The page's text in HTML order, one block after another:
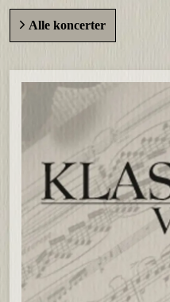
Alle koncerter